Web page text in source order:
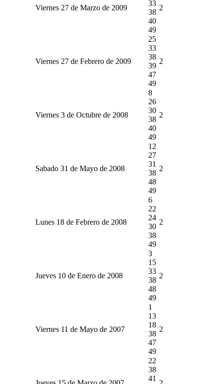
Viernes 27 de Marzo de 2009
33
38
40
49
2
Viernes 27 de Febrero de 2009
25
33
38
39
47
49
2
Viernes 3 de Octubre de 2008
8
26
30
38
40
49
2
Sabado 31 de Mayo de 2008
12
27
31
38
48
49
2
Lunes 18 de Febrero de 2008
6
22
24
30
38
49
2
Jueves 10 de Enero de 2008
3
15
33
38
48
49
2
Viernes 11 de Mayo de 2007
1
13
18
38
47
49
2
22
38
41